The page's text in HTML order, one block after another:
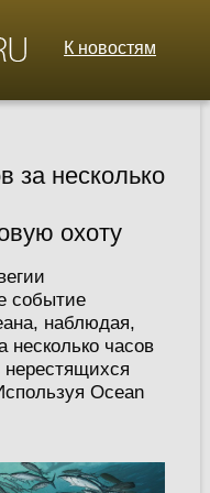
К новостям
за несколько
охоту
событие
наблюдая,
несколько часов
Ocean